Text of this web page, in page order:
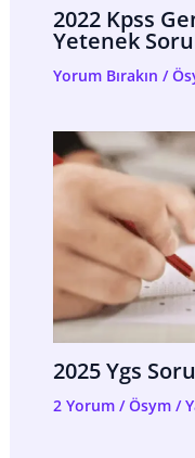
2022 Kpss
Yetenek
Yorum Bırakın /
2025 Ygs
2 Yorum /Ösym/